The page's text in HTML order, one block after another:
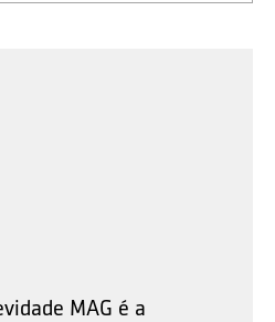
MAG é a